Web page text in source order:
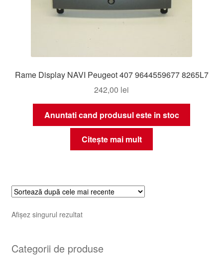
Rame Display NAVI Peugeot 407 9644559677 8265L7
242,00 lei
Anuntati cand produsul este in stoc
Citește mai mult
Afișez singurul rezultat
Categorii de produse